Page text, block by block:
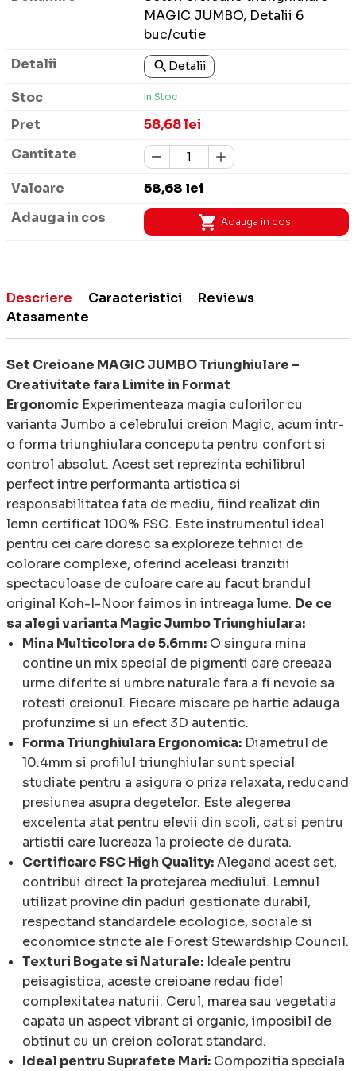
MAGIC JUMBO, Detalii 6
buc/cutie
Detalii
In Stoc
58,68 lei
58,68 lei
Adauga in cos
Descriere Caracteristici
Reviews
Atasamente
Set Creioane MAGIC JUMBO Triunghiulare –
Creativitate fara Limite in Format
Ergonomic Experimenteaza magia culorilor cu
varianta Jumbo a celebrului creion Magic, acum intr-
o forma triunghiulara conceputa pentru confort si
control absolut. Acest set reprezinta echilibrul
perfect intre performanta artistica si
responsabilitatea fata de mediu, fiind realizat din
lemn certificat 100% FSC. Este instrumentul ideal
pentru cei care doresc sa exploreze tehnici de
colorare complexe, oferind aceleasi tranzitii
spectaculoase de culoare care au facut brandul
original Koh-I-Noor faimos in intreaga lume. De ce
sa alegi varianta Magic Jumbo Triunghiulara:
Mina Multicolora de 5.6mm: O singura mina
contine un mix special de pigmenti care creeaza
urme diferite si umbre naturale fara a fi nevoie sa
rotesti creionul. Fiecare miscare pe hartie adauga
profunzime si un efect 3D autentic.
Forma Triunghiulara Ergonomica: Diametrul de
10.4mm si profilul triunghiular sunt special
studiate pentru a asigura o priza relaxata, reducand
presiunea asupra degetelor. Este alegerea
excelenta atat pentru elevii din scoli, cat si pentru
artistii care lucreaza la proiecte de durata.
Certificare FSC High Quality:Alegand acest set,
contribui direct la protejarea mediului. Lemnul
utilizat provine din paduri gestionate durabil,
respectand standardele ecologice, sociale si
economice stricte ale Forest Stewardship Council.
Texturi Bogate si Naturale: Ideale pentru
peisagistica, aceste creioane redau fidel
complexitatea naturii. Cerul, marea sau vegetatia
capata un aspect vibrant si organic, imposibil de
obtinut cu un creion colorat standard.
Ideal pentru Suprafete Mari: Compozitia speciala